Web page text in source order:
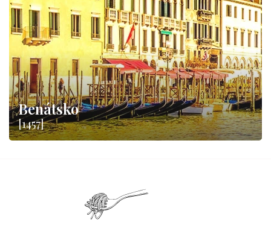
Benátsko
[1457]